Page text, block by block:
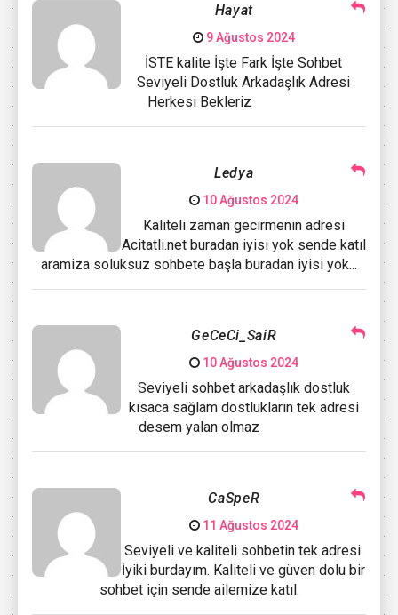
Hayat
9 Ağustos 2024
İSTE kalite İşte Fark İşte Sohbet
Seviyeli Dostluk Arkadaşlık Adresi
Herkesi Bekleriz
Ledya
10 Ağustos 2024
Kaliteli zaman gecirmenin adresi
Acitatli.net buradan iyisi yok sende katıl
aramiza soluksuz sohbete başla buradan iyisi yok...
GeCeCi_SaiR
10 Ağustos 2024
Seviyeli sohbet arkadaşlık dostluk
kısaca sağlam dostlukların tek adresi
desem yalan olmaz
CaSpeR
11 Ağustos 2024
Seviyeli ve kaliteli sohbetin tek adresi.
İyiki burdayım. Kaliteli ve güven dolu bir
sohbet için sende ailemize katıl.